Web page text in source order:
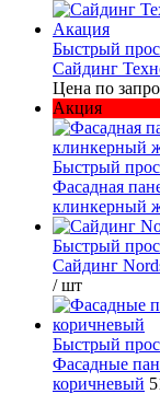
Быстрый
Сайдинг
Цена по
Акция
Быстрый
Фасадная
клинкерный
Быстрый
Сайдинг
/ шт
Быстрый
Фасадные
коричневый